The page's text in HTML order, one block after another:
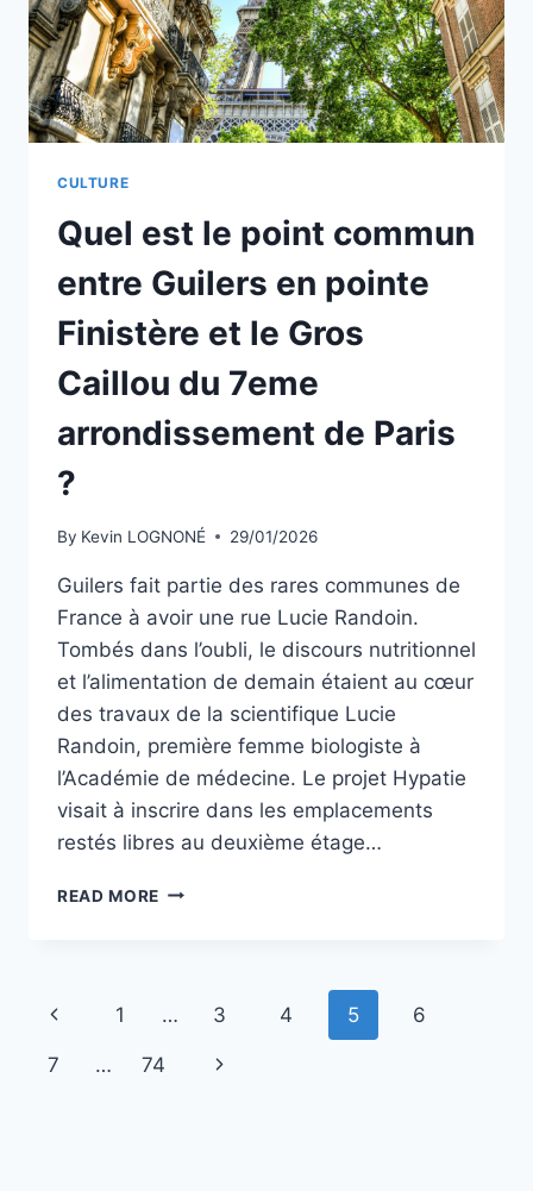
SES
PRÉPARATIFS
POUR
L’EXPOSITION
UNIVERSELLE
2030
CULTURE
Quel est le point commun
entre Guilers en pointe
Finistère et le Gros
Caillou du 7eme
arrondissement de Paris
?
By Kevin LOGNONÉ 29/01/2026
Guilers fait partie des rares communes de
France à avoir une rue Lucie Randoin.
Tombés dans l’oubli, le discours nutritionnel
et l’alimentation de demain étaient au cœur
des travaux de la scientifique Lucie
Randoin, première femme biologiste à
l’Académie de médecine. Le projet Hypatie
visait à inscrire dans les emplacements
restés libres au deuxième étage…
READ MORE QUEL
ENTRE
EN
Page
navigation
Previous
Page
1 … 3 4 5 6
7 … 74
Next